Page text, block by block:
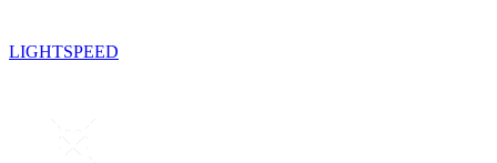
LIGHTSPEED